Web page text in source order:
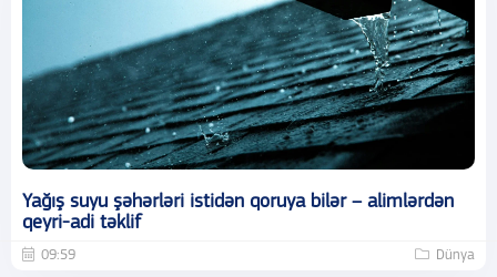
Yağış suyu şəhərləri istidən qoruya bilər – alimlərdən
qeyri-adi təklif
09:59 Dünya